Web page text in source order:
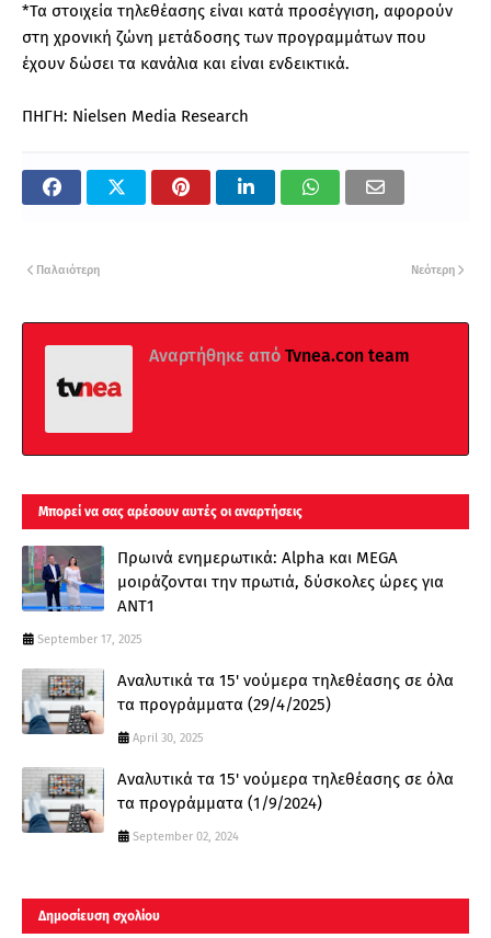
*Τα στοιχεία τηλεθέασης είναι κατά προσέγγιση, αφορούν
στη χρονική ζώνη μετάδοσης των προγραμμάτων που
έχουν δώσει τα κανάλια και είναι ενδεικτικά.
ΠΗΓΗ: Nielsen Media Research
Νεότερη
Παλαιότερη
Αναρτήθηκε από Tvnea.con team
Μπορεί να σας αρέσουν αυτές οι αναρτήσεις
Πρωινά ενημερωτικά: Alpha και MEGA
μοιράζονται την πρωτιά, δύσκολες ώρες για
ΑΝΤ1
September 17, 2025
Αναλυτικά τα 15' νούμερα τηλεθέασης σε όλα
τα προγράμματα (29/4/2025)
April 30, 2025
Αναλυτικά τα 15' νούμερα τηλεθέασης σε όλα
τα προγράμματα (1/9/2024)
September 02, 2024
Δημοσίευση σχολίου